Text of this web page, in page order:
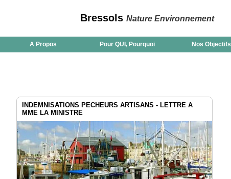
Bressols Nature Environnement
A Propos Pour QUI, Pourquoi Nos Objectifs
INDEMNISATIONS PECHEURS ARTISANS - LETTRE A
MME LA MINISTRE